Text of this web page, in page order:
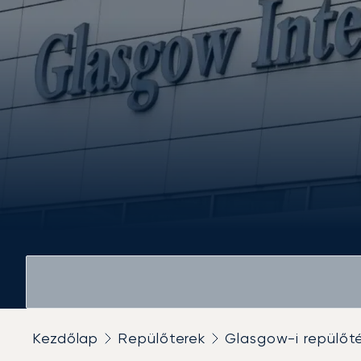
Kezdőlap Repülőterek Glasgow-i